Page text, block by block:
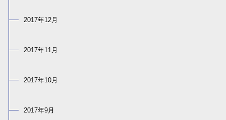
2017年12月
2017年11月
2017年10月
2017年9月